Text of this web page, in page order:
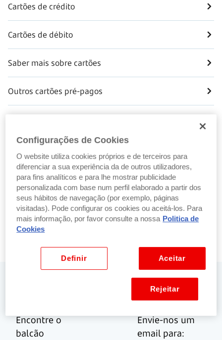
Cartões de crédito
Cartões de débito
Saber mais sobre cartões
Outros cartões pré-pagos
Esclarecimentos
Reportar ou acompanhar problema
Problemas
Fraude
Precisa de ajuda? Fale connosco
Encontre o
balcão
Por email
Envie-nos um
email para:
Configurações de Cookies
O website utiliza cookies próprios e de terceiros para
diferenciar a sua experiência da de outros utilizadores,
para fins analíticos e para lhe mostrar publicidade
personalizada com base num perfil elaborado a partir dos
seus hábitos de navegação (por exemplo, páginas
visitadas). Pode configurar os cookies ou aceitá-los. Para
mais informação, por favor consulte a nossa Politica de
Cookies
Aceitar
Definir
Rejeitar